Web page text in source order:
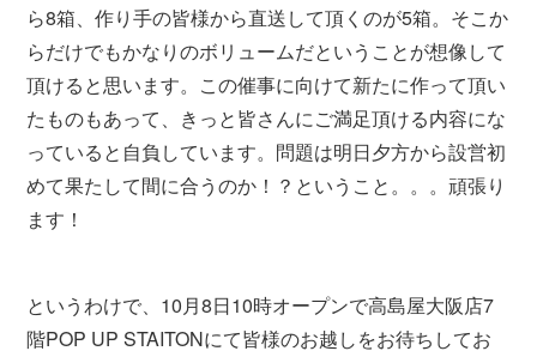
ら8箱、作り手の皆様から直送して頂くのが5箱。そこか
らだけでもかなりのボリュームだということが想像して
頂けると思います。この催事に向けて新たに作って頂い
たものもあって、きっと皆さんにご満足頂ける内容にな
っていると自負しています。問題は明日夕方から設営初
めて果たして間に合うのか！？ということ。。。頑張り
ます！
というわけで、10月8日10時オープンで高島屋大阪店7
階POP UP STAITONにて皆様のお越しをお待ちしてお